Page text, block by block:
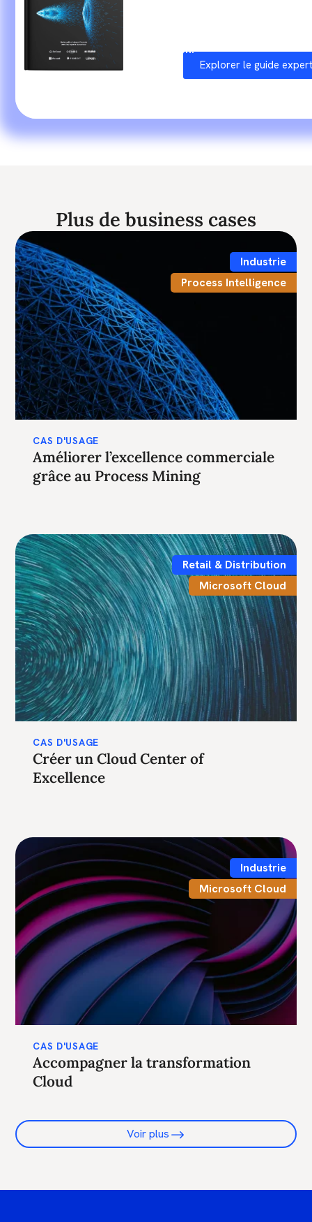
Explorer le guide
organisation.
Plus de business cases
Industrie
Process Intelligence
CAS D'USAGE
Améliorer l’excellence commerciale
grâce au Process Mining
Retail & Distribution
Microsoft Cloud
CAS D'USAGE
Créer un Cloud Center of
Excellence
Industrie
Microsoft Cloud
CAS D'USAGE
Accompagner la transformation
Cloud
Voir plus